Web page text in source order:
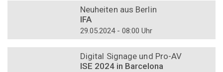
Neuheiten aus Berlin
IFA
29.05.2024 - 08:00 Uhr
Digital Signage und Pro-AV
ISE 2024 in Barcelona